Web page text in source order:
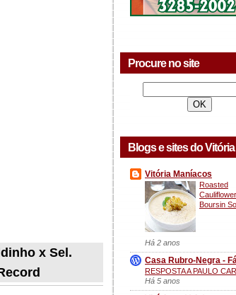
x Sel.
Procure no site
Blogs e sites do Vitória
Vitória Maníacos
Roasted
Boursin
Há 2 anos
Casa Rubro-Negra -
RESPOSTA A PAULO
Há 5 anos